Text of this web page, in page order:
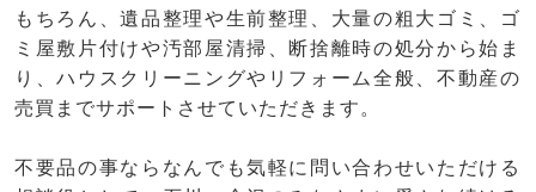
もちろん、遺品整理や生前整理、大量の粗大ゴミ、ゴ
ミ屋敷片付けや汚部屋清掃、断捨離時の処分から始ま
り、ハウスクリーニングやリフォーム全般、不動産の
売買までサポートさせていただきます。
不要品の事ならなんでも気軽に問い合わせいただける